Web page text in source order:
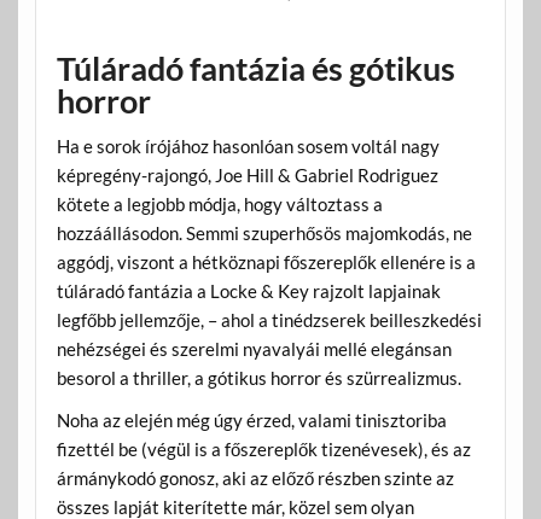
Túláradó fantázia és gótikus
horror
Ha e sorok írójához hasonlóan sosem voltál nagy
képregény-rajongó, Joe Hill & Gabriel Rodriguez
kötete a legjobb módja, hogy változtass a
hozzáállásodon. Semmi szuperhősös majomkodás, ne
aggódj, viszont a hétköznapi főszereplők ellenére is a
túláradó fantázia a Locke & Key rajzolt lapjainak
legfőbb jellemzője, – ahol a tinédzserek beilleszkedési
nehézségei és szerelmi nyavalyái mellé elegánsan
besorol a thriller, a gótikus horror és szürrealizmus.
Noha az elején még úgy érzed, valami tinisztoriba
fizettél be (végül is a főszereplők tizenévesek), és az
ármánykodó gonosz, aki az előző részben szinte az
összes lapját kiterítette már, közel sem olyan